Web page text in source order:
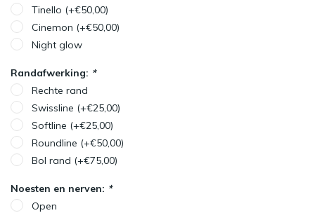
Tinello (+€50,00)
Cinemon (+€50,00)
Night glow
Randafwerking: *
Rechte rand
Swissline (+€25,00)
Softline (+€25,00)
Roundline (+€50,00)
Bol rand (+€75,00)
Noesten en nerven: *
Open